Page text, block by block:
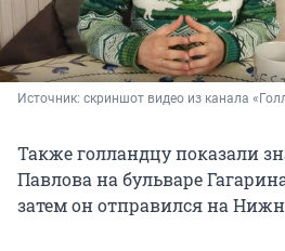
Источник: скриншот видео из канала
Также голландцу показали
Павлова на бульваре
затем он отправился на